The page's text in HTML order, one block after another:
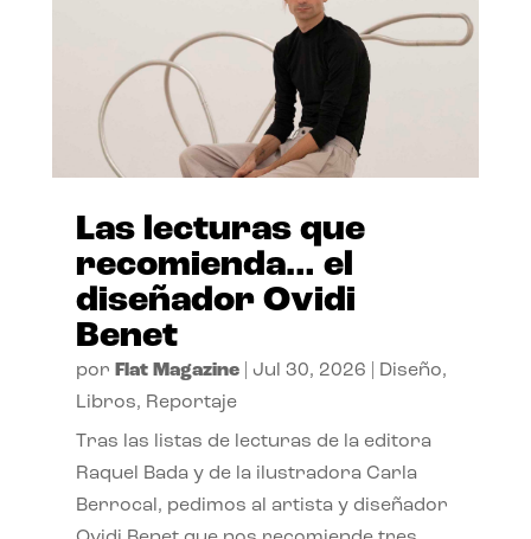
Las lecturas que
recomienda… el
diseñador Ovidi
Benet
por Flat Magazine| Jul 30, 2026 Diseño,
Libros, Reportaje
Tras las listas de lecturas de la editora
Raquel Bada y de la ilustradora Carla
Berrocal, pedimos al artista y diseñador